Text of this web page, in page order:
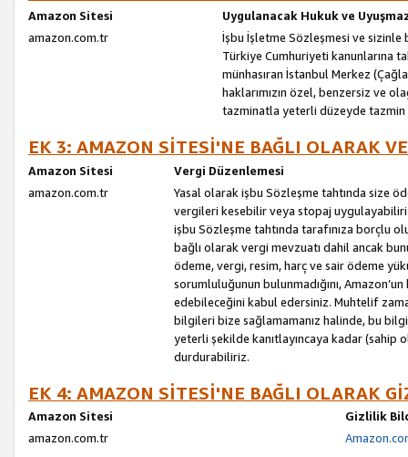
Amazon Sitesi
Uygulanacak Hukuk ve
amazon.com.tr
İşbu İşletme Sözleşmesi ve sizinle
Türkiye Cumhuriyeti kanunlarına
münhasıran İstanbul Merkez
haklarımızın özel, benzersiz ve
tazminatla yeterli düzeyde
EK 3: AMAZON SİTESİ'NE BAĞLI OLARAK
Amazon Sitesi
Vergi Düzenlemesi
amazon.com.tr
Yasal olarak işbu Sözleşme tahtında size
vergileri kesebilir veya stopaj
işbu Sözleşme tahtında tarafınıza borçlu
bağlı olarak vergi mevzuatı dahil ancak
ödeme, vergi, resim, harç ve sair ödeme
sorumluluğunun bulunmadığını,
edebileceğini kabul edersiniz. Muhtelif
bilgileri bize sağlamamanız halinde, bu
yeterli şekilde kanıtlayıncaya kadar
durdurabiliriz.
EK 4: AMAZON SİTESİ'NE BAĞLI OLARAK
Amazon Sitesi
Gizlilik
amazon.com.tr